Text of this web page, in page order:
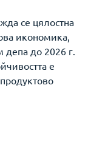
се цялостна
икономика,
депа до 2026 г.
е